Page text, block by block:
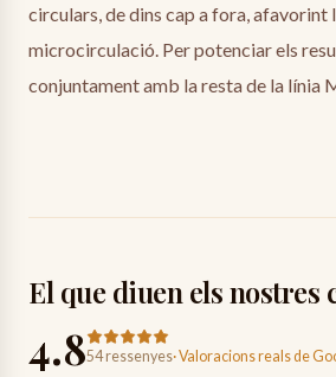
circulars, de dins cap a fora, afavorint
microcirculació. Per potenciar els
conjuntament amb la resta de la línia
El que diuen els nostres
4.854 ressenyes·Valoracions reals de